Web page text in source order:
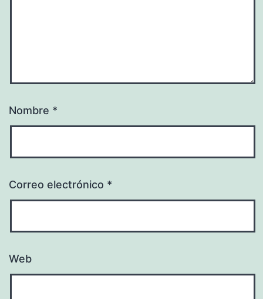
Nombre *
Correo electrónico *
Web